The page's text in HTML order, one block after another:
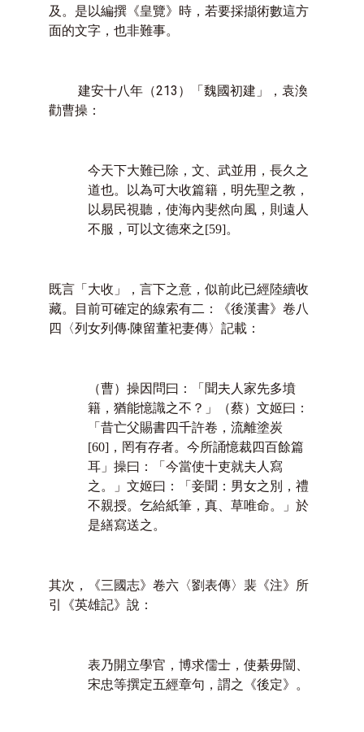
及。是以編撰《皇覽》時，若要採擷術數這方
面的文字，也非難事。
建安十八年（213 ）「魏國初建」，袁渙
勸曹操：
今天下大難已除，文、武並用，長久之
道也。以為可大收篇籍，明先聖之教，
以易民視聽，使海內斐然向風，則遠人
不服，可以文德來之[59]。
既言「大收」，言下之意，似前此已經陸續收
藏。目前可確定的線索有二：《後漢書》卷八
四〈列女列傳‧陳留董祀妻傳〉記載：
（曹）操因問曰：「 聞夫人家先多墳
籍，猶能憶識之不？」（蔡）文姬曰：
「昔亡父賜書四千許卷，流離塗炭
[60] ，罔有存者。今所誦憶裁四百餘篇
耳」操曰：「今當使十吏就夫人寫
之。」文姬曰：「妾聞：男女之別，禮
不親授。乞給紙筆，真、草唯命。」於
是繕寫送之。
其次，《三國志》卷六〈劉表傳〉裴《注》所
引《英雄記》說：
表乃開立學官，博求儒士，使綦毋闓、
宋忠等撰定五經章句，謂之《後定》。